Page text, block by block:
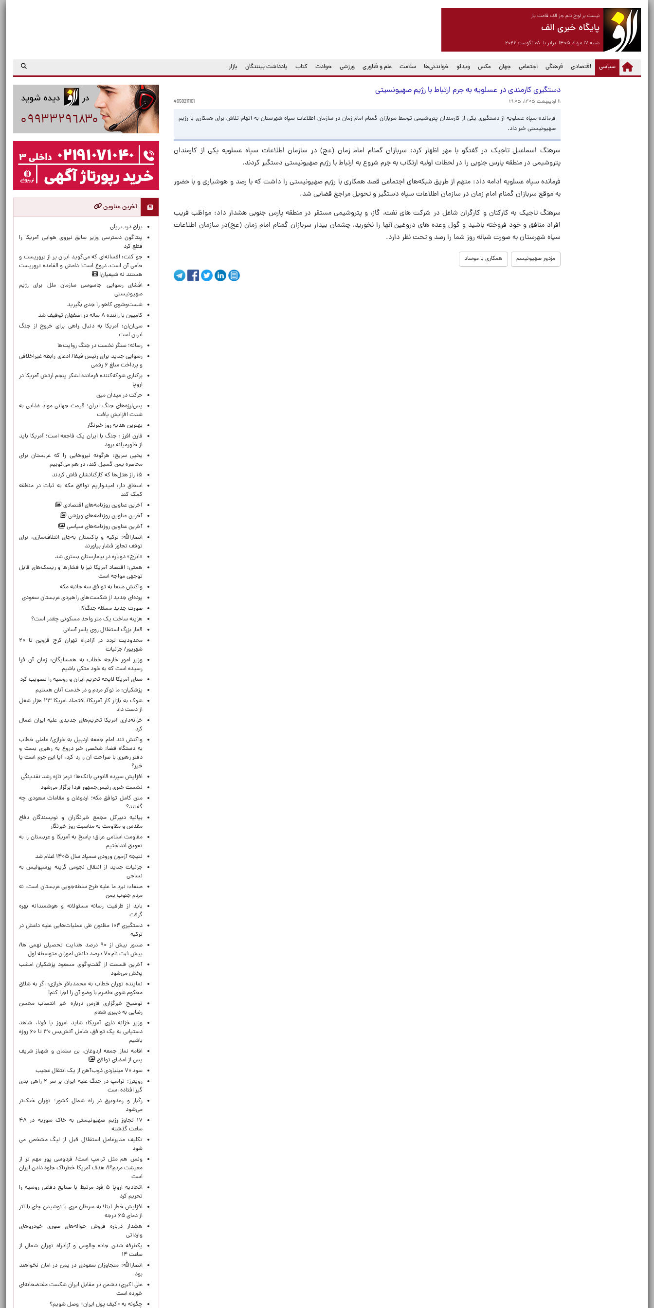
نیست بر لوح دلم جز الف قامت یار
پایگاه خبری الف
شنبه ۱۷ مرداد ۱۴۰۵ برابر با ۰۸ آگوست ۲۰۲۶
سیاسی
(current) اقتصادی فرهنگی اجتماعی جهان عکس ویدئو خواندنی‌ها سلامت علم و فناوری ورزشی حوادث کتاب یادداشت بینندگان بازار
دستگیری کارمندی در عسلویه به جرم ارتباط با رژیم صهیونسیتی
۱۱ اردیبهشت ۱۴۰۵، ۲۱:۰۵ 4050211101
فرمانده سپاه عسلویه از دستگیری یکی از کارمندان پتروشیمی توسط سربازان گمنام امام زمان در سازمان اطلاعات سپاه شهرستان به اتهام تلاش برای همکاری با رژیم
صهیونیستی خبر داد.
سرهنگ اسماعیل تاجیک در گفتگو با مهر اظهار کرد: سربازان گمنام امام زمان (عج) در سازمان اطلاعات سپاه عسلویه یکی از کارمندان
پتروشیمی در منطقه پارس جنوبی را در لحظات اولیه ارتکاب به جرم شروع به ارتباط با رژیم صهیونیستی دستگیر کردند.
فرمانده سپاه عسلویه ادامه داد: متهم از طریق شبکه‌های اجتماعی قصد همکاری با رژیم صهیونیستی را داشت که با رصد و هوشیاری و با حضور
به‌ موقع سربازان گمنام امام زمان در سازمان اطلاعات سپاه دستگیر و تحویل مراجع قضایی شد.
سرهنگ تاجیک به کارکنان و کارگران شاغل در شرکت های نفت، گاز، و پتروشیمی مستقر در منطقه پارس جنوبی هشدار داد: مواظب فریب
افراد منافق و خود فروخته باشید و گول وعده های دروغین آنها را نخورید، چشمان بیدار سربازان گمنام امام زمان (عج)در سازمان اطلاعات
سپاه شهرستان به صورت شبانه روز شما را رصد و تحت نظر دارد.
مزدور صهیونیسم همکاری با موساد
آخرین عناوین
یراق درب ریلی
پنتاگون دسترسی وزیر سابق نیروی هوایی آمریکا را
قطع کرد
جو کنت: افسانه‌ای که می‌گوید ایران پر از تروریست و
حامی آن است، دروغ است؛ داعش و القاعده تروریست
هستند نه شیعیان!
افشای رسوایی جاسوسی سازمان ملل برای رژیم
صهیونیستی
شست‌وشوی کاهو را جدی بگیرید
کامیون با راننده ۸ ساله در اصفهان توقیف شد
سی‌ان‌ان: آمریکا به دنبال راهی برای خروج از جنگ
ایران است
رسانه؛ سنگر نخست در جنگ روایت‌ها
رسوایی جدید برای رئیس فیفا/ ادعای رابطه غیراخلاقی
و پرداخت مبلغ ۶ رقمی
برکناری شوکه‌کننده فرمانده لشکر پنجم ارتش آمریکا در
اروپا
حركت در ميدان مين
پس‌لرزه‌های جنگ ایران؛ قیمت جهانی مواد غذایی به
شدت افزایش یافت
بهترین هدیه روز خبرنگار
فارن افرز : جنگ با ایران یک فاجعه است؛ آمریکا باید
از خاورمیانه برود
یحیی سریع: هرگونه نیروهایی را که عربستان برای
محاصره یمن گسیل کند، در هم می‌کوبیم
۱۵ راز هتل‌ها که کارکنانشان فاش کردند
اسحاق دار: امیدواریم توافق مکه به ثبات در منطقه
کمک کند
آخرین عناوین روزنامه‌های اقتصادی
آخرین عناوین روزنامه‌های ورزشی
آخرین عناوین روزنامه‌های سیاسی
انصارالله: ترکیه و پاکستان به‌جای ائتلاف‌سازی، برای
توقف تجاوز فشار بیاورند
«ایرج» دوباره در بیمارستان بستری شد
همتی: اقتصاد آمریکا نیز با فشارها و ریسک‌های قابل
توجهی مواجه است
واکنش صنعا به توافق سه جانبه مکه
پرده‌ای جدید از شکست‌های راهبردی عربستان سعودی
صورت جدید مسئله جنگ؟!
هزینه ساخت یک متر واحد مسکونی چقدر است؟
قمار بزرگ استقلال روی یاسر آسانی
محدودیت تردد در آزادراه تهران کرج قزوین تا ۲۰
شهریور/ جزئیات
وزیر امور خارجه خطاب به همسایگان: زمان آن فرا
رسیده است که به خود متکی باشیم
سنای آمریکا لایحه تحریم ایران و روسیه را تصویب کرد
پزشکیان: ما نوکر مردم و در خدمت آنان هستیم
شوک به بازار کار آمریکا/ اقتصاد امریکا ۲۳ هزار شغل
از دست داد
خزانه‌داری آمریکا تحریم‌های جدیدی علیه ایران اعمال
کرد
واکنش تند امام جمعه اردبیل به خرازی/ عاملی خطاب
به دستگاه قضا: شخصی خبر دروغ به رهبری بست و
دفتر رهبری با صراحت آن را رد کرد، آیا این جرم است یا
خیر؟
افزایش سپرده قانونی بانک‌ها؛ ترمز تازه رشد نقدینگی
نشست خبری رئیس‌جمهور فردا برگزار می‌شود
متن کامل توافق مکه؛ اردوغان و مقامات سعودی چه
گفتند؟
بیانیه دبیرکل مجمع خبرنگاران و نویسندگان دفاع
مقدس و مقاومت به مناسبت روز خبرنگار
مقاومت اسلامی عراق: پاسخ به آمریکا و عربستان را به
تعویق انداختیم
نتیجه آزمون ورودی سمپاد سال ۱۴۰۵ اعلام شد
جزئیات جدید از انتقال نجومی گزینه پرسپولیس به
نساجی
صنعاء: نبرد ما علیه طرح سلطه‌جویی عربستان است، نه
مردم جنوب یمن
باید از ظرفیت رسانه مسئولانه و هوشمندانه بهره
گرفت
دستگیری ۱۰۴ مظنون طی عملیات‌هایی علیه داعش در
ترکیه
صدور بیش از ۹۰ درصد هدایت تحصیلی نهمی ها/
پیش ثبت نام ۷۰ درصد دانش اموزان متوسطه اول
آخرین قسمت از گفت‌وگوی مسعود پزشکیان امشب
پخش می‌شود
نماینده تهران خطاب به محمدباقر خرازی: اگر به شلاق
محکوم شوی حاضرم با وضو آن را اجرا کنم!
توضیح خبرگزاری فارس درباره خبر انتصاب محسن
رضایی به دبیری شعام
وزیر خزانه داری آمریکا: شاید امروز یا فردا، شاهد
دستیابی به یک توافق، شامل آتش‌بس ۳۰ تا ۶۰ روزه
باشیم
اقامه نماز جمعه اردوغان، بن ‌سلمان و شهباز شریف
پس از امضای توافق
سود ۷۰ میلیاردی ذوب‌آهن از یک انتقال عجیب
رویترز: ترامپ در جنگ علیه ایران بر سر ۲ راهی بدی
گیر افتاده است
رگبار و رعدوبرق در راه شمال کشور؛ تهران خنک‌تر
می‌شود
۱۷ تجاوز رژیم صهیونیستی به خاک سوریه در ۴۸
ساعت گذشته
تکلیف مدیرعامل استقلال قبل از لیگ مشخص می
شود
ونس هم مثل ترامپ است/ فردوسی پور مهم تر از
معیشت مردم؟!/ هدف آمریکا خطرناک جلوه دادن ایران
است
اتحادیه اروپا ۵ فرد مرتبط با صنایع دفاعی روسیه را
تحریم کرد
افزایش خطر ابتلا به سرطان مری با نوشیدن چای بالاتر
از دمای ۶۵ درجه
هشدار درباره فروش حواله‌های صوری خودروهای
وارداتی
یکطرفه شدن جاده چالوس و آزادراه تهران–شمال از
ساعت ۱۴
انصارالله: متجاوزان سعودی در یمن در امان نخواهند
بود
علی اکبری: دشمن در مقابل ایران شکست مفتضحانه‌ای
خورده است
چگونه به «کیف پول ایران» وصل شویم؟